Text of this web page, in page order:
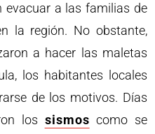
evacuar a las familias de
la región. No obstante,
a hacer las maletas
los habitantes locales
de los motivos. Días
los sismos como se